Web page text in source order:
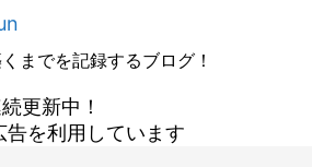
までを記録するブログ！
更新中！
を利用しています